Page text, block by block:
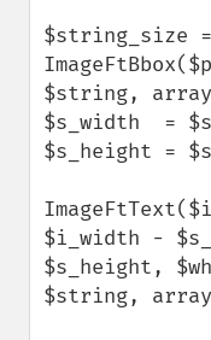
$string_size =
$string,
$s_width  =
$s_height =
$i_width -
$s_height,
$string,